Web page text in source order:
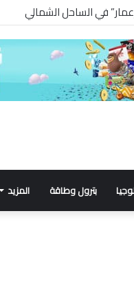
في الساحل الشمالي
بترول وطاقة المزيد